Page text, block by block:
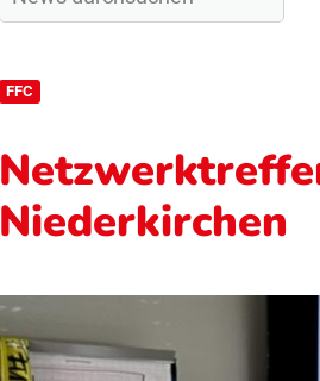
FFC
Niederkirchen